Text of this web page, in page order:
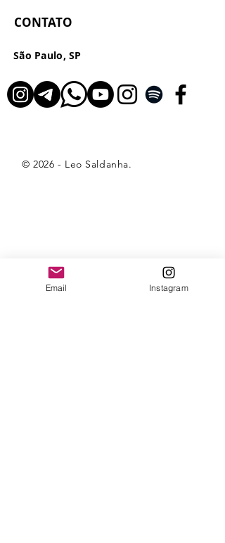
CONTATO
São Paulo, SP
© 2026 - Leo Saldanha.
Email Instagram